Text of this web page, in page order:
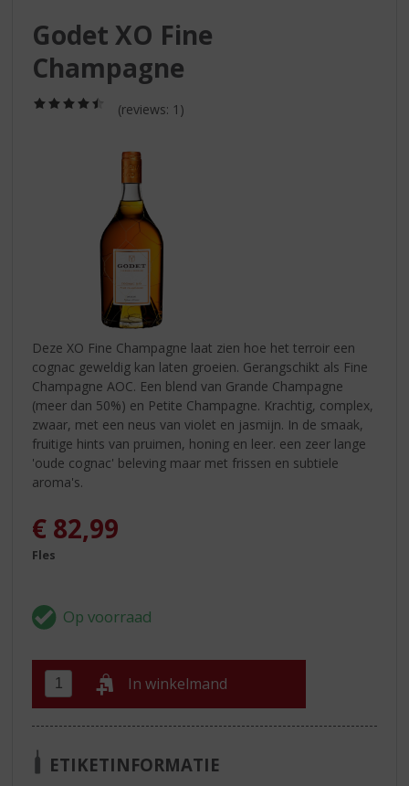
Godet XO Fine
Champagne
/
(reviews: 1)
Deze XO Fine Champagne laat zien hoe het terroir een
cognac geweldig kan laten groeien. Gerangschikt als Fine
Champagne AOC. Een blend van Grande Champagne
(meer dan 50%) en Petite Champagne. Krachtig, complex,
zwaar, met een neus van violet en jasmijn. In de smaak,
fruitige hints van pruimen, honing en leer. een zeer lange
'oude cognac' beleving maar met frissen en subtiele
aroma's.
€ 82,99
Fles
In winkelmand
ETIKETINFORMATIE